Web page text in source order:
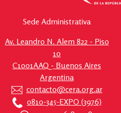
Sede Administrativa
Av. Leandro N. Alem 822 - Piso
10
C1001AAQ - Buenos Aires
Argentina
contacto@cera.org.ar
0810-345-EXPO (3976)